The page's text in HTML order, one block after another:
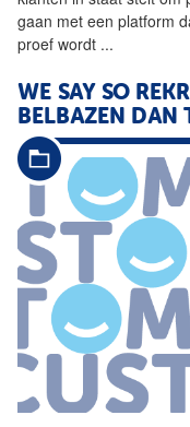
gaan met een platform
proef wordt ...
WE SAY SO
BELBAZEN DAN